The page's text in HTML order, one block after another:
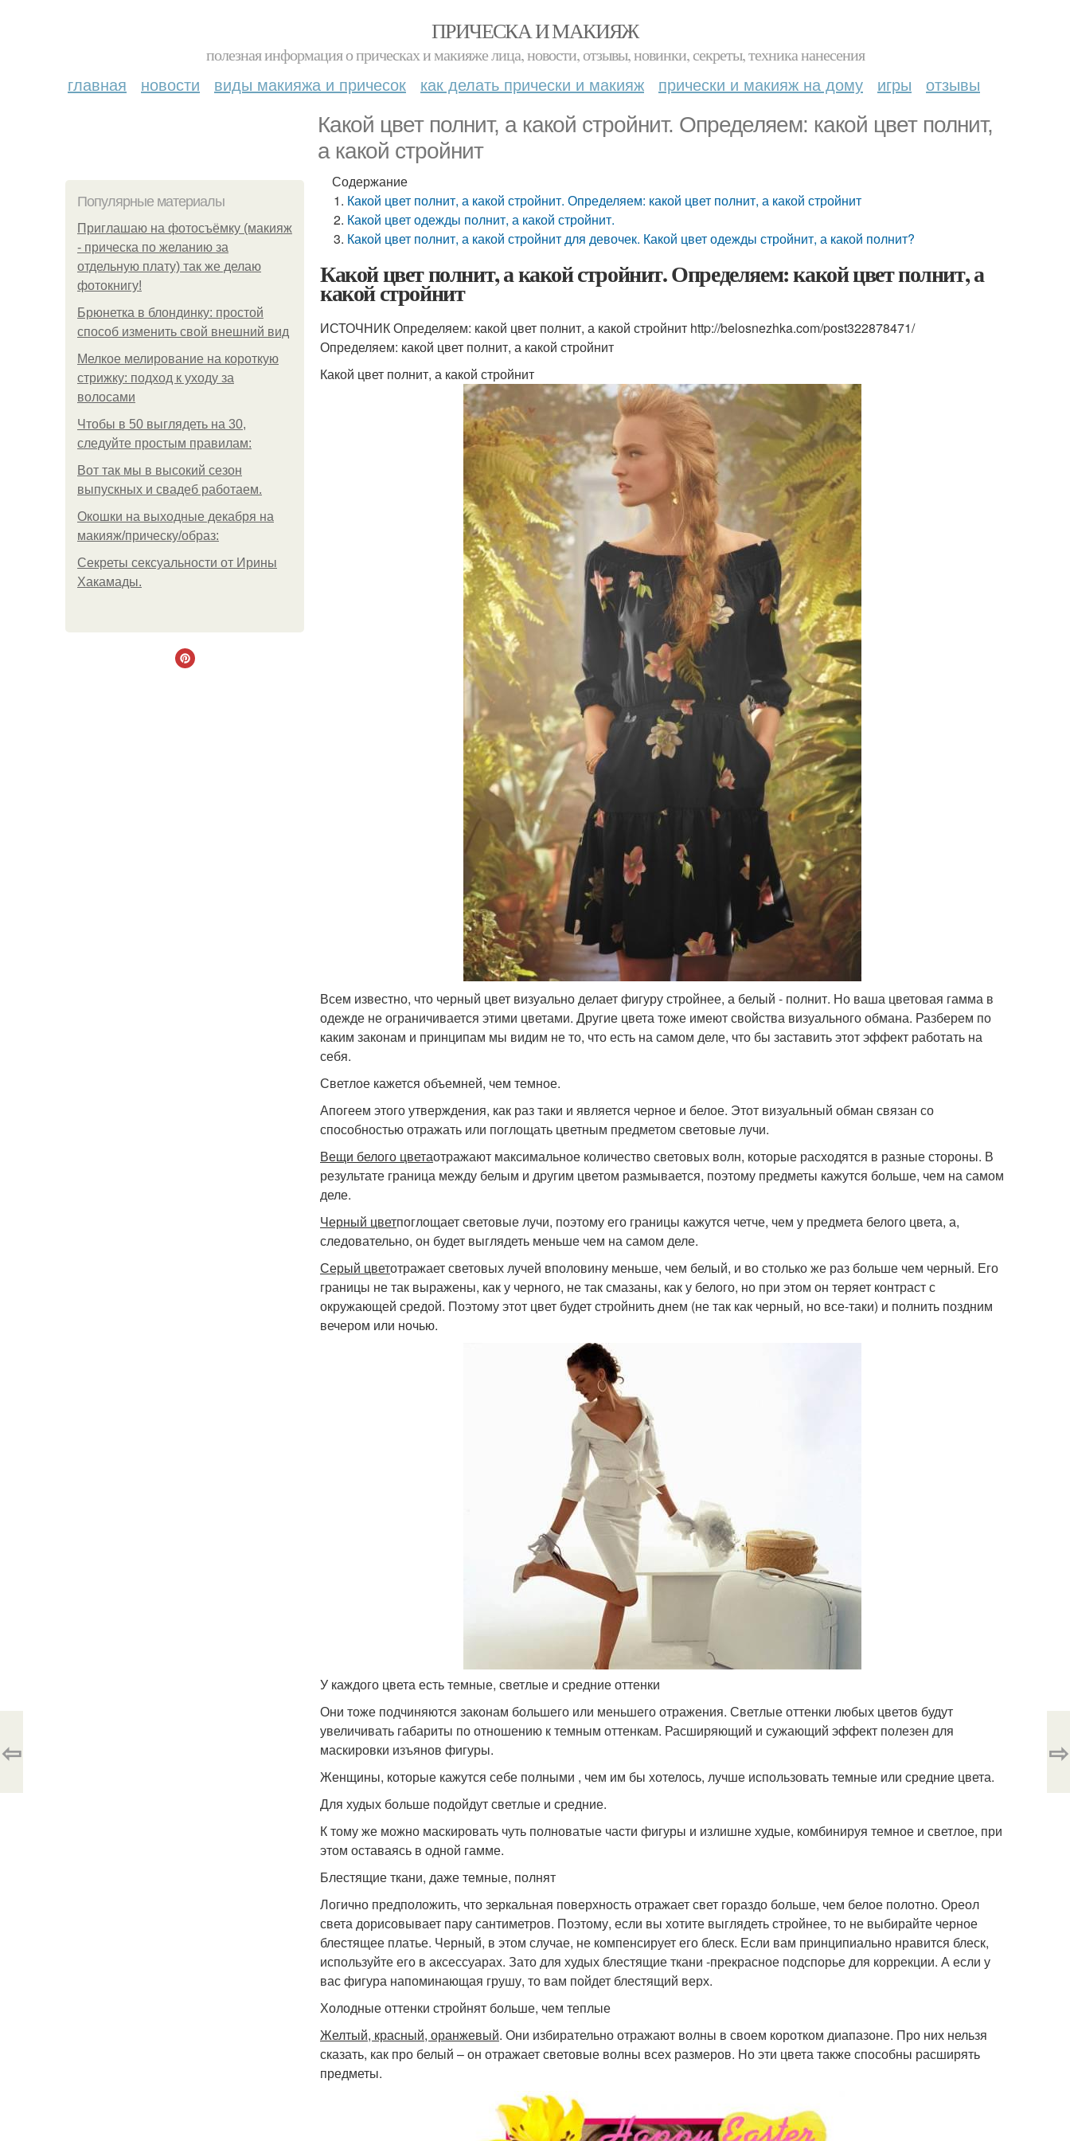
ПРИЧЕСКА И МАКИЯЖ
полезная информация о прическах и макияже лица, новости, отзывы, новинки, секреты, техника нанесения
главная новости виды макияжа и причесок как делать прически и макияж прически и макияж на дому игры отзывы
Какой цвет полнит, а какой стройнит. Определяем: какой цвет полнит,
а какой стройнит
Популярные материалы
Приглашаю на фотосъёмку (макияж
- прическа по желанию за
отдельную плату) так же делаю
фотокнигу!
Брюнетка в блондинку: простой
способ изменить свой внешний вид
Мелкое мелирование на короткую
стрижку: подход к уходу за
волосами
Чтобы в 50 выглядеть на 30,
следуйте простым правилам:
Вот так мы в высокий сезон
выпускных и свадеб работаем.
Окошки на выходные декабря на
макияж/прическу/образ:
Секреты сексуальности от Ирины
Хакамады.
Содержание
Какой цвет полнит, а какой стройнит. Определяем: какой цвет полнит, а какой стройнит
Какой цвет одежды полнит, а какой стройнит.
Какой цвет полнит, а какой стройнит для девочек. Какой цвет одежды стройнит, а какой полнит?
Какой цвет полнит, а какой стройнит. Определяем: какой цвет полнит, а
какой стройнит
ИСТОЧНИК Определяем: какой цвет полнит, а какой стройнит http://belosnezhka.com/post322878471/
Определяем: какой цвет полнит, а какой стройнит
Какой цвет полнит, а какой стройнит
Всем известно, что черный цвет визуально делает фигуру стройнее, а белый - полнит. Но ваша цветовая гамма в
одежде не ограничивается этими цветами. Другие цвета тоже имеют свойства визуального обмана. Разберем по
каким законам и принципам мы видим не то, что есть на самом деле, что бы заставить этот эффект работать на
себя.
Светлое кажется объемней, чем темное.
Апогеем этого утверждения, как раз таки и является черное и белое. Этот визуальный обман связан со
способностью отражать или поглощать цветным предметом световые лучи.
Вещи белого цветаотражают максимальное количество световых волн, которые расходятся в разные стороны. В
результате граница между белым и другим цветом размывается, поэтому предметы кажутся больше, чем на самом
деле.
Черный цветпоглощает световые лучи, поэтому его границы кажутся четче, чем у предмета белого цвета, а,
следовательно, он будет выглядеть меньше чем на самом деле.
Серый цветотражает световых лучей вполовину меньше, чем белый, и во столько же раз больше чем черный. Его
границы не так выражены, как у черного, не так смазаны, как у белого, но при этом он теряет контраст с
окружающей средой. Поэтому этот цвет будет стройнить днем (не так как черный, но все-таки) и полнить поздним
вечером или ночью.
У каждого цвета есть темные, светлые и средние оттенки
Они тоже подчиняются законам большего или меньшего отражения. Светлые оттенки любых цветов будут
увеличивать габариты по отношению к темным оттенкам. Расширяющий и сужающий эффект полезен для
маскировки изъянов фигуры.
Женщины, которые кажутся себе полными , чем им бы хотелось, лучше использовать темные или средние цвета.
Для худых больше подойдут светлые и средние.
К тому же можно маскировать чуть полноватые части фигуры и излишне худые, комбинируя темное и светлое, при
этом оставаясь в одной гамме.
Блестящие ткани, даже темные, полнят
Логично предположить, что зеркальная поверхность отражает свет гораздо больше, чем белое полотно. Ореол
света дорисовывает пару сантиметров. Поэтому, если вы хотите выглядеть стройнее, то не выбирайте черное
блестящее платье. Черный, в этом случае, не компенсирует его блеск. Если вам принципиально нравится блеск,
используйте его в аксессуарах. Зато для худых блестящие ткани -прекрасное подспорье для коррекции. А если у
вас фигура напоминающая грушу, то вам пойдет блестящий верх.
Холодные оттенки стройнят больше, чем теплые
Желтый, красный, оранжевый. Они избирательно отражают волны в своем коротком диапазоне. Про них нельзя
сказать, как про белый – он отражает световые волны всех размеров. Но эти цвета также способны расширять
предметы.
⇦ ⇨